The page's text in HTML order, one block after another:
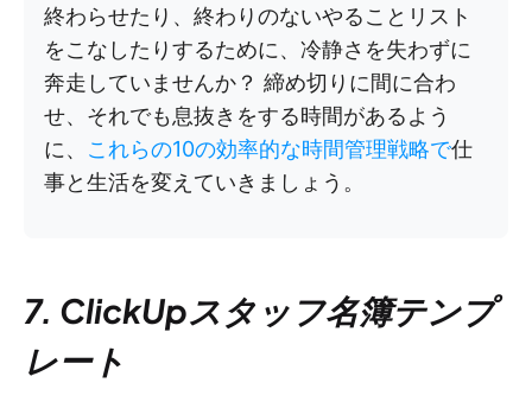
終わらせたり、終わりのないやることリスト
をこなしたりするために、冷静さを失わずに
奔走していませんか？ 締め切りに間に合わ
せ、それでも息抜きをする時間があるよう
に、 これらの10の効率的な時間管理戦略で仕
事と生活を変えていきましょう。
7. ClickUpスタッフ名簿テンプ
レート